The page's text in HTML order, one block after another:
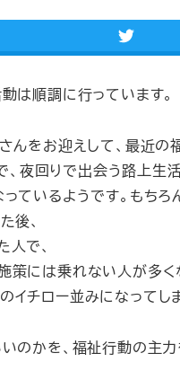
は順調に行っています。
をお迎えして、最近の
夜回りで出会う路上生
いるようです。もちろ
後、
で、
には乗れない人が多く
チロー並みになってしま
のかを、福祉行動の主